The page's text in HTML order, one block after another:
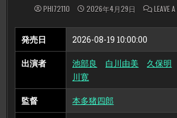
PHI72110 2026年4月29日 LEAVE
発売日 2026-08-19 10:00:00
出演者 池部良 白川由美 久保明
川寛
監督 本多猪四郎